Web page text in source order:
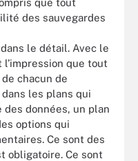
que tout
des sauvegardes
le détail. Avec le
que tout
chacun de
les plans qui
des données, un plan
options qui
Ce sont des
obligatoire. Ce sont